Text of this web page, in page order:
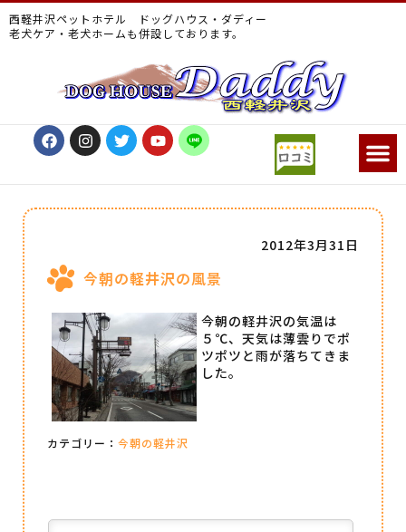
西軽井沢ペットホテル ドッグハウス・ダディー
老犬ケア・老犬ホームも併設しております。
今朝の軽井沢の風景
2012年3月31日
今朝の軽井沢の気温は
５℃、天気は薄雲りでポ
ツポツと雨が落ちてきま
した。
カテゴリー： 今朝の軽井沢